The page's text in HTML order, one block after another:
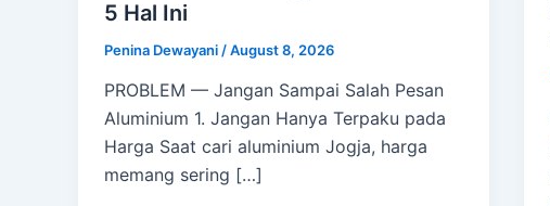
5 Hal Ini
Penina Dewayani /August 8, 2026
PROBLEM — Jangan Sampai Salah Pesan
Aluminium 1. Jangan Hanya Terpaku pada
Harga Saat cari aluminium Jogja, harga
memang sering […]